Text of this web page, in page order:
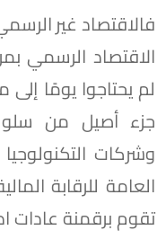
فالاقتصاد غير
الاقتصاد الرسمي
لم يحتاجوا يومًا
جزء أصيل من
وشركات
العامة للرقابة
تقوم برقمنة عادات